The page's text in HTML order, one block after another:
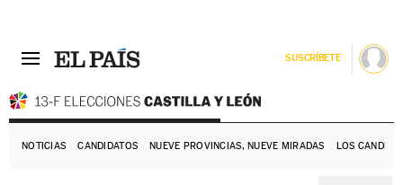
SUSCRÍBETE
NOTICIAS CANDIDATOS NUEVE PROVINCIAS, NUEVE MIRADAS LOS